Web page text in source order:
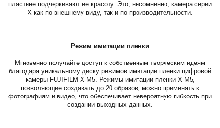
пластине подчеркивают ее красоту. Это, несомненно, камера серии
X как по внешнему виду, так и по производительности.
Режим имитации пленки
Мгновенно получайте доступ к собственным творческим идеям
благодаря уникальному диску режимов имитации пленки цифровой
камеры FUJIFILM X-M5. Режимы имитации пленки X-M5,
позволяющие создавать до 20 образов, можно применять к
фотографиям и видео, что обеспечивает невероятную гибкость при
создании выходных данных.